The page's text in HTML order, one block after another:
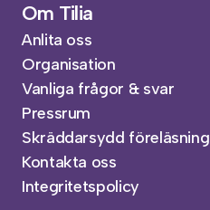
Om Tilia
Anlita oss
Organisation
Vanliga frågor & svar
Pressrum
Skräddarsydd föreläsning
Kontakta oss
Integritetspolicy